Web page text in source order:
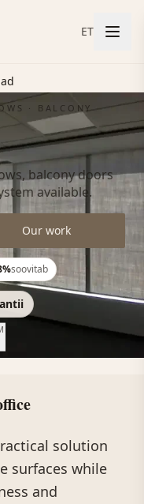
ET
· BALCONY
balcony doors
available.
Our work
soovitab
solution
surfaces while
and